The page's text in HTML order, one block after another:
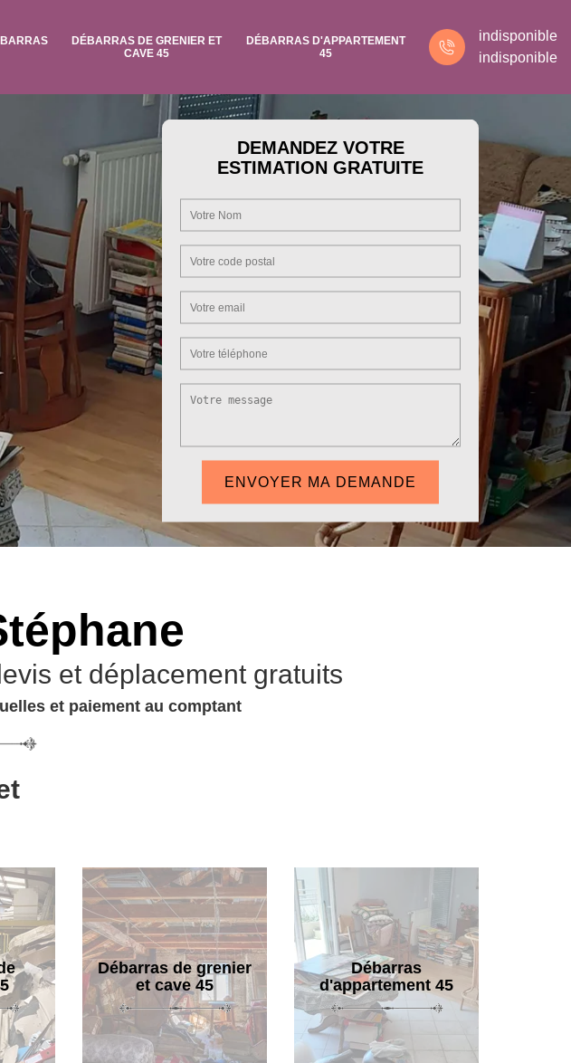
DÉBARRAS DE GRENIER ET
CAVE 45
DÉBARRAS D'APPARTEMENT
45
indisponible
indisponible
DEMANDEZ VOTRE
ESTIMATION GRATUITE
et déplacement gratuits
et paiement au comptant
Débarras de grenier
et cave 45
Débarras
d'appartement 45